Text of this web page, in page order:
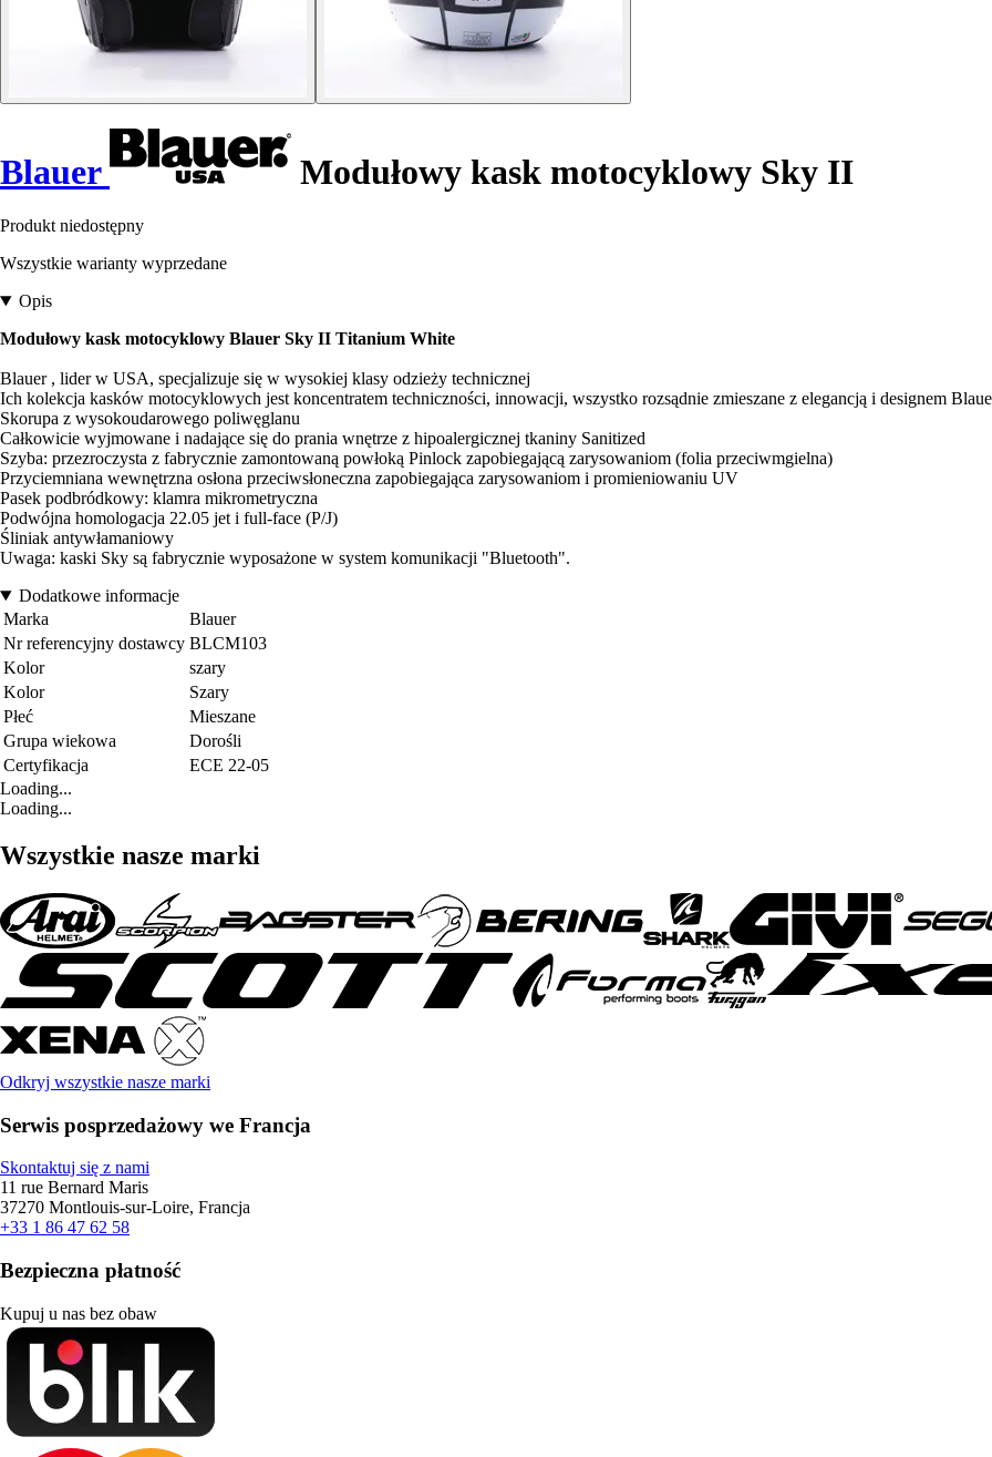
Blauer Modułowy kask motocyklowy Sky II
Produkt niedostępny
Wszystkie warianty wyprzedane
Opis
Modułowy kask motocyklowy Blauer Sky II Titanium White
Blauer , lider w USA, specjalizuje się w wysokiej klasy odzieży technicznej
Ich kolekcja kasków motocyklowych jest koncentratem techniczności, innowacji, wszystko rozsądnie zmieszane z elegancją i designem
Skorupa z wysokoudarowego poliwęglanu
Całkowicie wyjmowane i nadające się do prania wnętrze z hipoalergicznej tkaniny Sanitized
Szyba: przezroczysta z fabrycznie zamontowaną powłoką Pinlock zapobiegającą zarysowaniom (folia przeciwmgielna)
Przyciemniana wewnętrzna osłona przeciwsłoneczna zapobiegająca zarysowaniom i promieniowaniu UV
Pasek podbródkowy: klamra mikrometryczna
Podwójna homologacja 22.05 jet i full-face (P/J)
Śliniak antywłamaniowy
Uwaga: kaski Sky są fabrycznie wyposażone w system komunikacji "Bluetooth".
Dodatkowe informacje
Marka
Blauer
Nr referencyjny dostawcy BLCM103
Kolor
szary
Kolor
Szary
Płeć
Mieszane
Grupa wiekowa
Dorośli
Certyfikacja
ECE 22-05
Loading...
Loading...
Wszystkie nasze marki
Odkryj wszystkie nasze marki
Serwis posprzedażowy we Francja
Skontaktuj się z nami
11 rue Bernard Maris
37270 Montlouis-sur-Loire, Francja
+33 1 86 47 62 58
Bezpieczna płatność
Kupuj u nas bez obaw